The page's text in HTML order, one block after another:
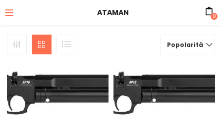
ATAMAN 0
Popolarità